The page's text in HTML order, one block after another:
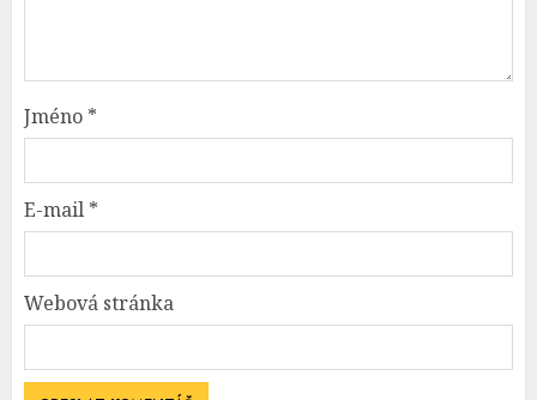
Jméno *
E-mail *
Webová stránka